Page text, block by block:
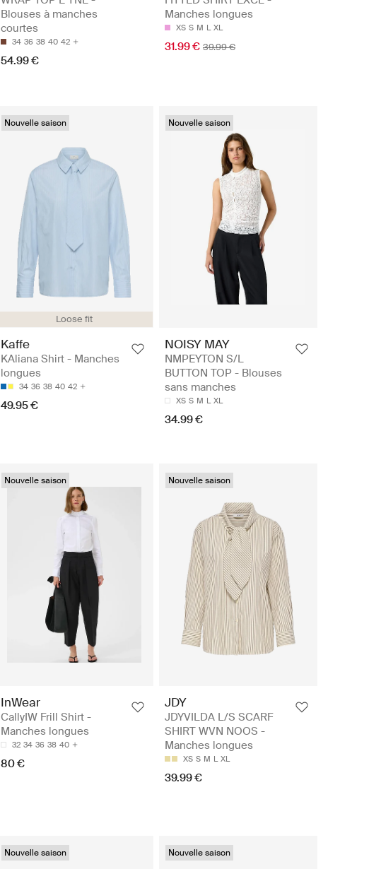
Blouses à manches
courtes
34 36 38 40 42
54.99 €
Manches longues
XS S M L XL
31.99 € 39.99 €
Loose fit
Nouvelle saison
Kaffe
KAliana Shirt - Manches
longues
34 36 38 40 42
49.95 €
Nouvelle saison
NOISY MAY
NMPEYTON S/L
BUTTON TOP - Blouses
sans manches
XS S M L XL
34.99 €
Nouvelle saison
InWear
CallyIW Frill Shirt -
Manches longues
32 34 36 38 40
80 €
Nouvelle saison
JDY
JDYVILDA L/S SCARF
SHIRT WVN NOOS -
Manches longues
XS S M L XL
39.99 €
Nouvelle saison Nouvelle saison